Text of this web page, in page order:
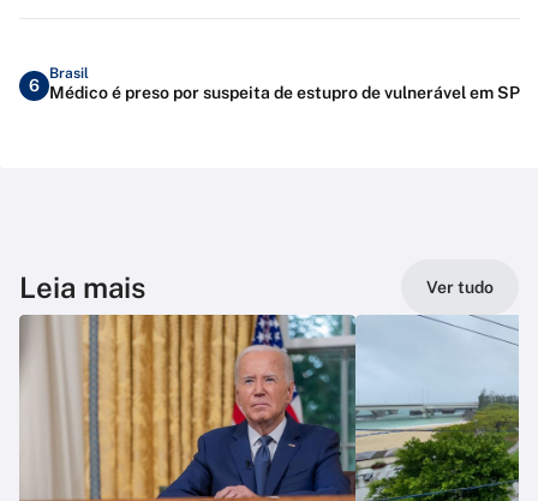
6
Brasil
Médico é preso por suspeita de estupro de vulnerável em SP
Leia mais Ver tudo